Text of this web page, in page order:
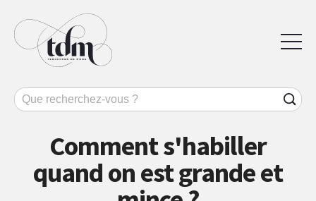
Comment s'habiller
quand on est grande et